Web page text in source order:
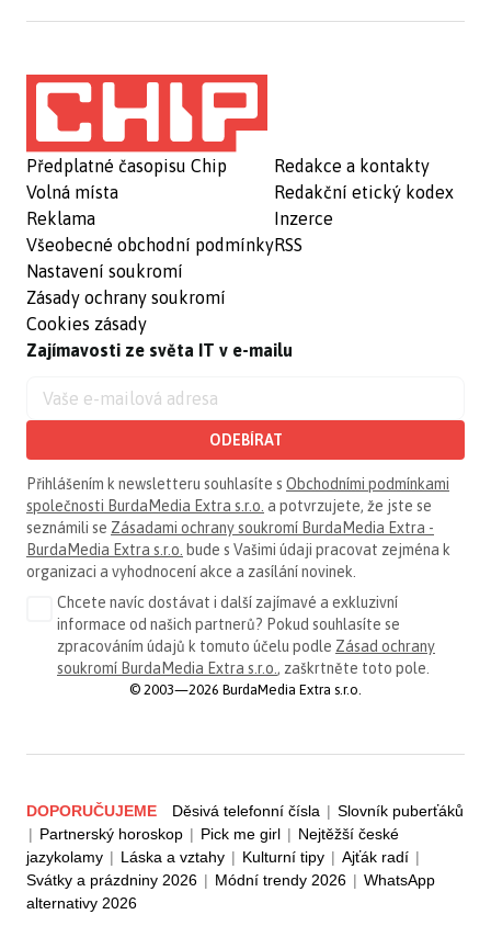
Předplatné časopisu Chip
Volná místa
Reklama
Všeobecné obchodní podmínky
Nastavení soukromí
Zásady ochrany soukromí
Cookies zásady
Redakce a kontakty
Redakční etický kodex
Inzerce
RSS
Zajímavosti ze světa IT v e-mailu
ODEBÍRAT
Přihlášením k newsletteru souhlasíte s Obchodními podmínkami
společnosti BurdaMedia Extra s.r.o. a potvrzujete, že jste se
seznámili se Zásadami ochrany soukromí BurdaMedia Extra -
BurdaMedia Extra s.r.o. bude s Vašimi údaji pracovat zejména k
organizaci a vyhodnocení akce a zasílání novinek.
Chcete navíc dostávat i další zajímavé a exkluzivní
informace od našich partnerů? Pokud souhlasíte se
zpracováním údajů k tomuto účelu podle Zásad ochrany
soukromí BurdaMedia Extra s.r.o. , zaškrtněte toto pole.
© 2003—2026 BurdaMedia Extra s.r.o.
DOPORUČUJEME Děsivá telefonní čísla | Slovník puberťáků
| Partnerský horoskop | Pick me girl | Nejtěžší české
jazykolamy | Láska a vztahy | Kulturní tipy | Ajťák radí |
Svátky a prázdniny 2026 | Módní trendy 2026 | WhatsApp
alternativy 2026